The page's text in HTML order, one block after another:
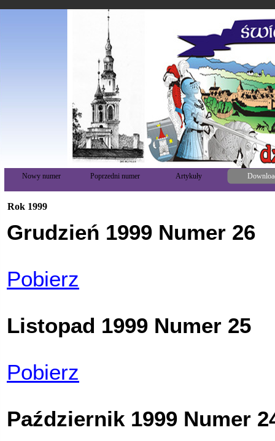
Nowy numer Poprzedni numer Artykuły
Rok 1999
Grudzień 1999 Numer 26
Pobierz
Listopad 1999 Numer 25
Pobierz
Październik 1999 Numer